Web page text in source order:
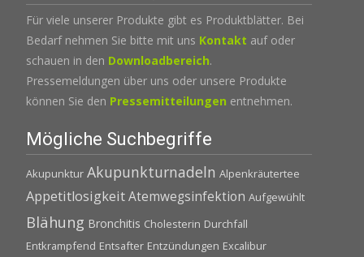
Für viele unserer Produkte gibt es Produktblätter. Bei
Bedarf nehmen Sie bitte mit uns Kontakt auf oder
schauen in den Downloadbereich.
Pressemeldungen über uns oder unsere Produkte
können Sie den Pressemitteilungen entnehmen.
Mögliche Suchbegriffe
Akupunktur Akupunkturnadeln Alpenkräutertee
AppetitlosigkeitAtemwegsinfektion Aufgewühlt
Blähung Bronchitis Cholesterin Durchfall
Entkrampfend Entsafter Entzündungen Excalibur